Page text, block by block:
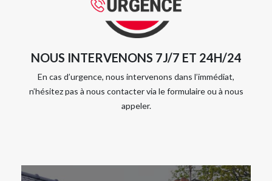
NOUS INTERVENONS 7J/7 ET 24H/24
En cas d’urgence, nous intervenons dans l’immédiat,
n’hésitez pas à nous contacter via le formulaire ou à nous
appeler.